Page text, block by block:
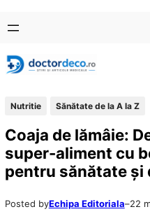
conținut
content
Nutritie Sănătate de la A la Z
Coaja de lămâie:
super-aliment cu
pentru sănătate și
Posted byEchipa Editoriala–22